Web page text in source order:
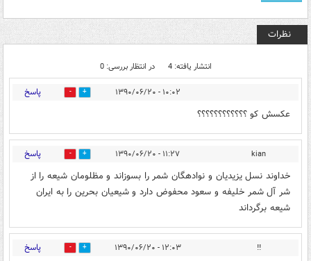
نظرات
انتشار یافته: 4 در انتظار بررسی: 0
۱۰:۰۲ - ۱۳۹۰/۰۶/۲۰ 0 پاسخ
عكسش كو ؟؟؟؟؟؟؟؟؟؟؟؟
kian ۱۱:۲۷ - ۱۳۹۰/۰۶/۲۰ 0 پاسخ
خداوند نسل یزیدیان و نوادهگان شمر را بسوزاند و مظلومان شیعه را از
شر آل شمر خلیفه و سعود محفوض دارد و شیعیان بحرین را به ایران
شیعه برگرداند
!! ۱۲:۰۳ - ۱۳۹۰/۰۶/۲۰ 0 پاسخ